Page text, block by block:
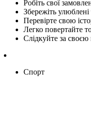
Робіть свої
Збережіть улюблені
Перевірте свою
Легко повертайте
Слідкуйте за
Спорт